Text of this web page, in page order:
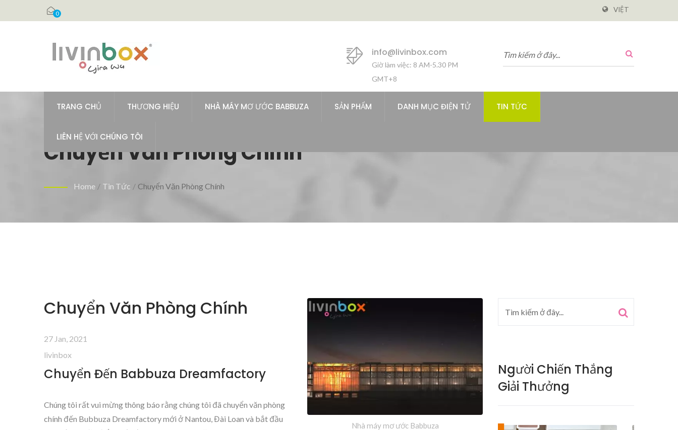
0 VIỆT
info@livinbox.com
Giờ làm việc: 8 AM-5.30 PM
GMT+8
TRANG CHỦ THƯƠNG HIỆU NHÀ MÁY MƠ ƯỚC BABBUZA SẢN PHẨM DANH MỤC ĐIỆN TỬ TIN TỨC
LIÊN HỆ VỚI CHÚNG TÔI
Chuyển Văn Phòng Chính
Home / Tin Tức / Chuyển Văn Phòng Chính
Nhà máy mơ ước Babbuza
Chuyển Văn Phòng Chính
27 Jan, 2021
livinbox
Chuyển Đến Babbuza Dreamfactory
Chúng tôi rất vui mừng thông báo rằng chúng tôi đã chuyển văn phòng
chính đến Bubbuza Dreamfactory mới ở Nantou, Đài Loan và bắt đầu
Người Chiến Thắng
Giải Thưởng